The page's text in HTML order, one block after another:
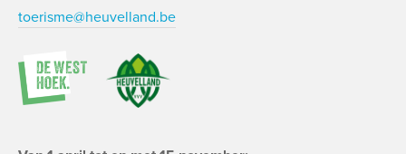
toerisme@heuvelland.be